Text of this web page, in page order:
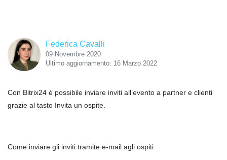
Federica Cavalli
09 Novembre 2020
Ultimo aggiornamento: 16 Marzo 2022
Con Bitrix24 è possibile inviare inviti all’evento a partner e clienti
grazie al tasto Invita un ospite.
Come inviare gli inviti tramite e-mail agli ospiti